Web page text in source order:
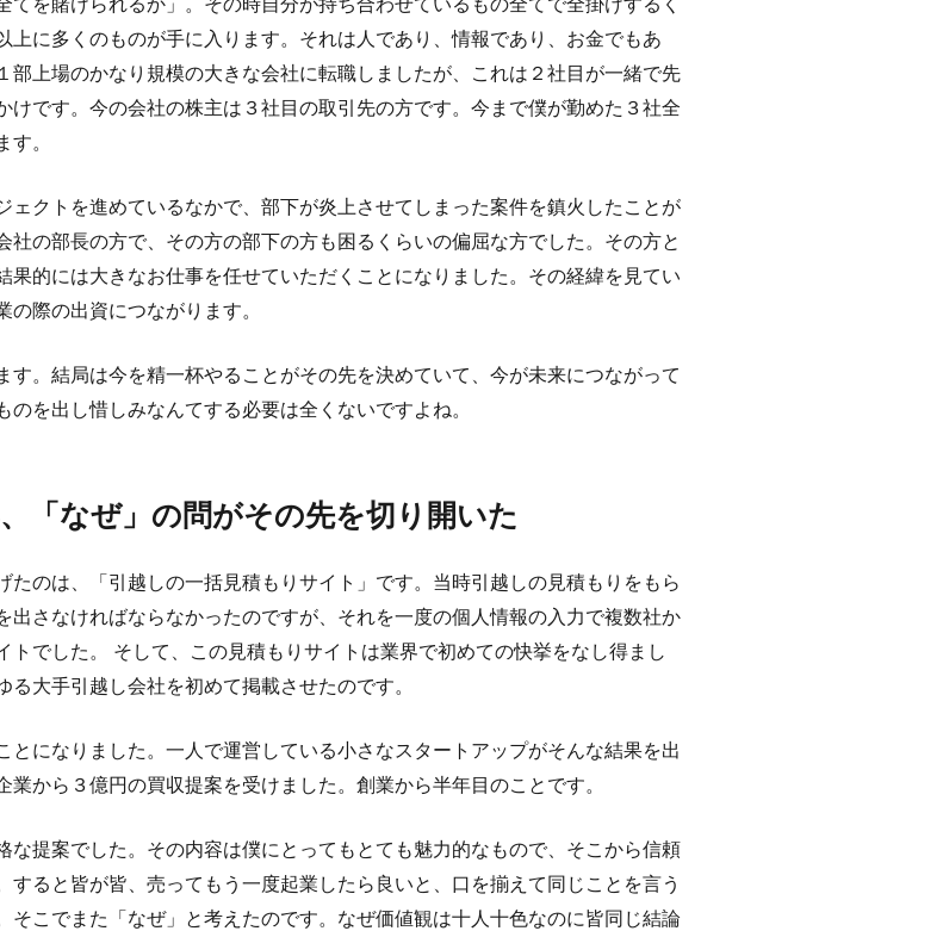
に多くのものが手に入ります。それは人であり、情報であり、お金でもあ
部上場のかなり規模の大きな会社に転職しましたが、これは２社目が一緒で先
です。今の会社の株主は３社目の取引先の方です。今まで僕が勤めた３社全
。
クトを進めているなかで、部下が炎上させてしまった案件を鎮火したことが
の部長の方で、その方の部下の方も困るくらいの偏屈な方でした。その方と
的には大きなお仕事を任せていただくことになりました。その経緯を見てい
際の出資につながります。
。結局は今を精一杯やることがその先を決めていて、今が未来につながって
を出し惜しみなんてする必要は全くないですよね。
「なぜ」の問がその先を切り開いた
のは、「引越しの一括見積もりサイト」です。当時引越しの見積もりをもら
さなければならなかったのですが、それを一度の個人情報の入力で複数社か
でした。 そして、この見積もりサイトは業界で初めての快挙をなし得まし
大手引越し会社を初めて掲載させたのです。
になりました。一人で運営している小さなスタートアップがそんな結果を出
から３億円の買収提案を受けました。創業から半年目のことです。
提案でした。その内容は僕にとってもとても魅力的なもので、そこから信頼
ると皆が皆、売ってもう一度起業したら良いと、口を揃えて同じことを言う
こでまた「なぜ」と考えたのです。なぜ価値観は十人十色なのに皆同じ結論